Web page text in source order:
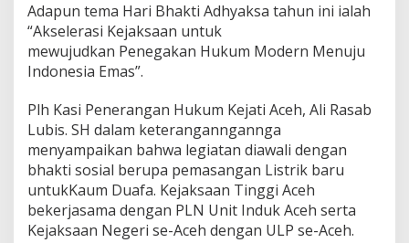
Adapun tema Hari Bhakti Adhyaksa tahun ini ialah
“Akselerasi Kejaksaan untuk
mewujudkan Penegakan Hukum Modern Menuju
Indonesia Emas”.
Plh Kasi Penerangan Hukum Kejati Aceh, Ali Rasab
Lubis. SH dalam keteranganngannga
menyampaikan bahwa legiatan diawali dengan
bhakti sosial berupa pemasangan Listrik baru
untukKaum Duafa. Kejaksaan Tinggi Aceh
bekerjasama dengan PLN Unit Induk Aceh serta
Kejaksaan Negeri se-Aceh dengan ULP se-Aceh.